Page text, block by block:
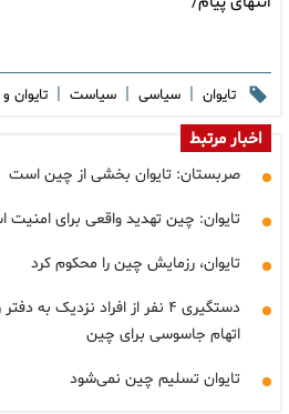
تایوان | سیاسی | سیاست | تایوان
اخبار مرتبط
صربستان: تایوان بخشی از چین است
تایوان: چین تهدید واقعی برای
تایوان، رزمایش چین را محکوم کرد
دستگیری ۴ نفر از افراد نزدیک
اتهام جاسوسی برای چین
تایوان تسلیم چین نمی‌شود